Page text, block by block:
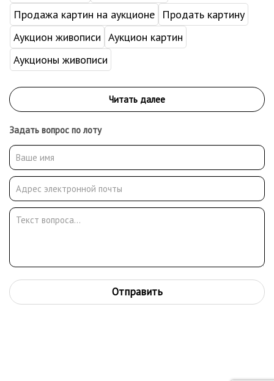
Продажа картин на аукционе
Продать картину
Аукцион живописи Аукцион картин
Аукционы живописи
Задать вопрос по лоту
Отправить